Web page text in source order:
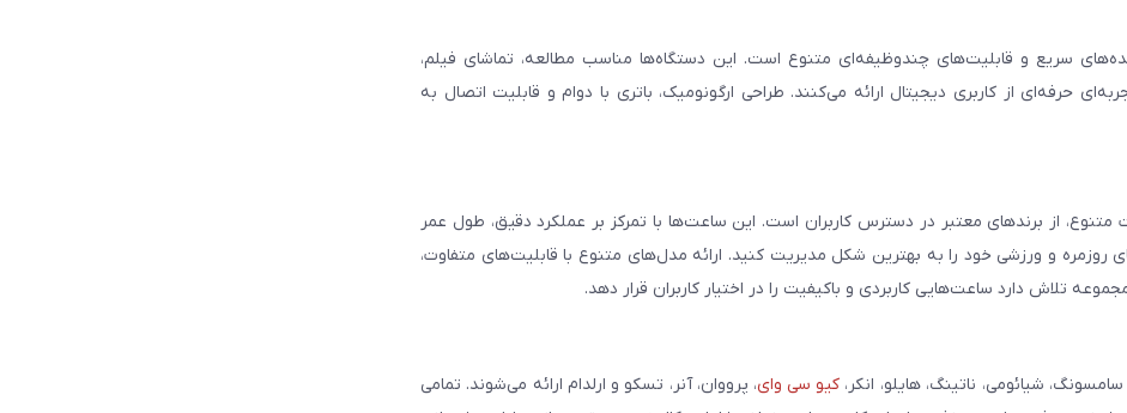
سریع و قابلیت‌های چندوظیفه‌ای متنوع است. این دستگاه‌ها مناسب مطالعه، تماشای فیلم،
حرفه‌ای از کاربری دیجیتال ارائه می‌کنند. طراحی ارگونومیک، باتری با دوام و قابلیت اتصال به
متنوع، از برندهای معتبر در دسترس کاربران است. این ساعت‌ها با تمرکز بر عملکرد دقیق، طول عمر
روزمره و ورزشی خود را به بهترین شکل مدیریت کنید. ارائه مدل‌های متنوع با قابلیت‌های متفاوت،
تلاش دارد ساعت‌هایی کاربردی و باکیفیت را در اختیار کاربران قرار دهد.
شیائومی، ناتینگ، هایلو، انکر، کیو سی وای، پرووان، آنر، تسکو و ارلدام ارائه می‌شوند. تمامی